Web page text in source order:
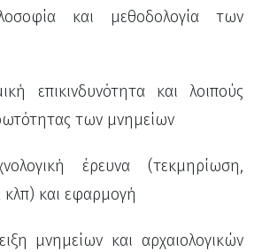
και μεθοδολογία των
επικινδυνότητα και λοιπούς
των μνημείων
έρευνα (τεκμηρίωση,
κλπ) και εφαρμογή
μνημείων και αρχαιολογικών